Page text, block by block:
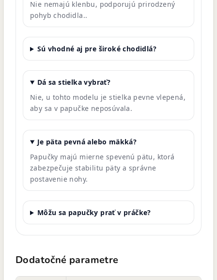
Nie nemajú klenbu, podporujú prirodzený
pohyb chodidla..
Sú vhodné aj pre široké chodidlá?
Dá sa stielka vybrať?
Nie, u tohto modelu je stielka pevne vlepená,
aby sa v papučke neposúvala.
Je päta pevná alebo mäkká?
Papučky majú mierne spevenú pätu, ktorá
zabezpečuje stabilitu päty a správne
postavenie nohy.
Môžu sa papučky prať v práčke?
Dodatočné parametre